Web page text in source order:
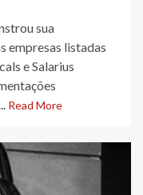
sua
empresas listadas
e Salarius
Read More